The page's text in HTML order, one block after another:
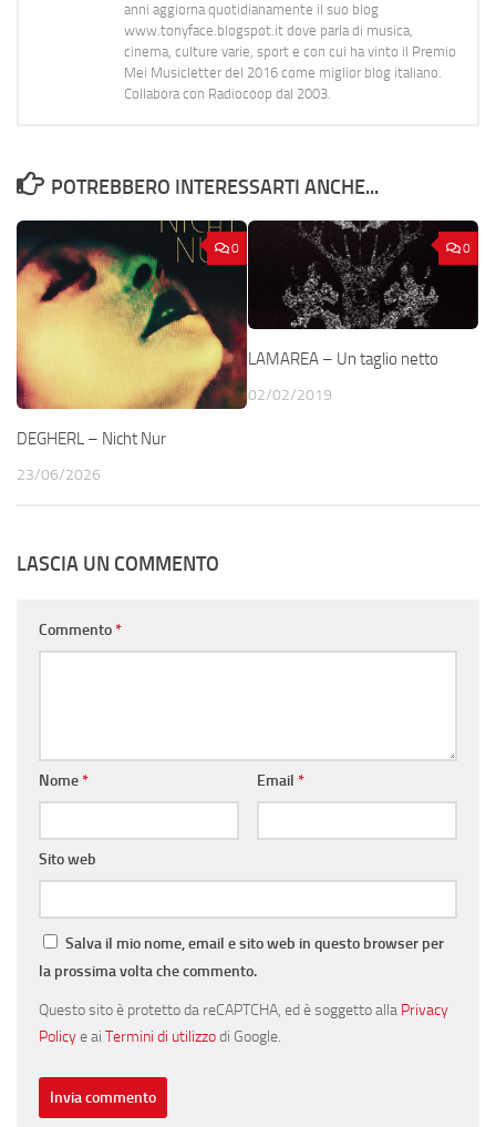
anni aggiorna quotidianamente il suo blog
www.tonyface.blogspot.it dove parla di musica,
cinema, culture varie, sport e con cui ha vinto il Premio
Mei Musicletter del 2016 come miglior blog italiano.
Collabora con Radiocoop dal 2003.
POTREBBERO INTERESSARTI ANCHE...
0
DEGHERL – Nicht Nur
23/06/2026
0
LAMAREA – Un taglio netto
02/02/2019
LASCIA UN COMMENTO
Commento*
Nome* Email *
Sito web
Salva il mio nome, email e sito web in questo browser per
la prossima volta che commento.
Questo sito è protetto da reCAPTCHA, ed è soggetto alla Privacy
Policye ai Termini di utilizzodi Google.